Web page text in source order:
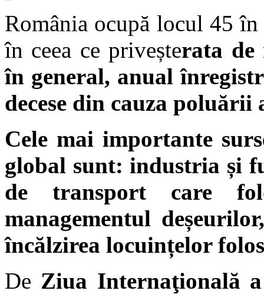
România ocupă locul 45
în ceea ce priveșterata de
în general, anual
decese din cauza
Cele mai importante
global sunt: industria și
de transport care
managementul
încălzirea locuințelor
De Ziua Internaţională